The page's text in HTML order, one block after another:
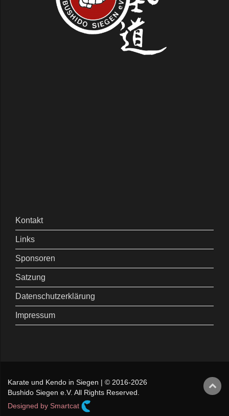
Kontakt
Links
Sponsoren
Satzung
Datenschutzerklärung
Impressum
Karate und Kendo in Siegen | © 2016-2026
Bushido Siegen e.V. All Rights Reserved.
Designed by Smartcat